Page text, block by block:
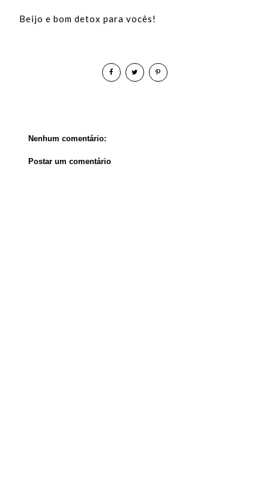
Beijo e bom detox para vocês!
Nenhum comentário:
Postar um comentário